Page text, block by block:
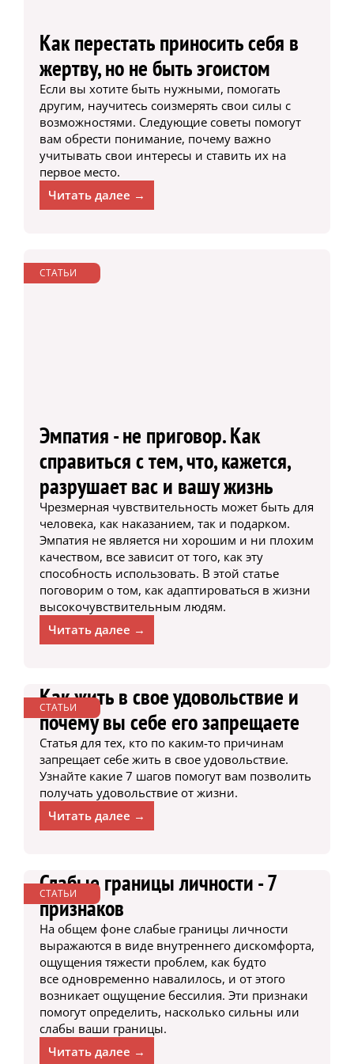
Как перестать приносить себя в
жертву, но не быть эгоистом
Если вы хотите быть нужными, помогать
другим, научитесь соизмерять свои силы с
возможностями. Следующие советы помогут
вам обрести понимание, почему важно
учитывать свои интересы и ставить их на
первое место.
Читать далее →
СТАТЬИ
Эмпатия - не приговор. Как
справиться с тем, что, кажется,
разрушает вас и вашу жизнь
Чрезмерная чувствительность может быть для
человека, как наказанием, так и подарком.
Эмпатия не является ни хорошим и ни плохим
качеством, все зависит от того, как эту
способность использовать. В этой статье
поговорим о том, как адаптироваться в жизни
высокочувствительным людям.
Читать далее →
СТАТЬИ
Как жить в свое удовольствие и
почему вы себе его запрещаете
Статья для тех, кто по каким-то причинам
запрещает себе жить в свое удовольствие.
Узнайте какие 7 шагов помогут вам позволить
получать удовольствие от жизни.
Читать далее →
СТАТЬИ
Слабые границы личности - 7
признаков
На общем фоне слабые границы личности
выражаются в виде внутреннего дискомфорта,
ощущения тяжести проблем, как будто
все одновременно навалилось, и от этого
возникает ощущение бессилия. Эти признаки
помогут определить, насколько сильны или
слабы ваши границы.
Читать далее →